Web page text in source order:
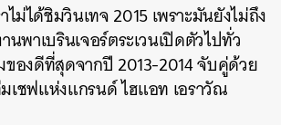
ไม่ได้ชิมวินเทจ 2015 เพราะมันยังไม่ถึง
นพาเบรินเจอร์ตระเวนเปิดตัวไปทั่ว
ของดีที่สุดจากปี 2013-2014 จับคู่ด้วย
เชฟแห่งแกรนด์ ไฮแอท เอราวัณ